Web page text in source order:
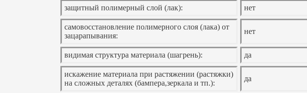
защитный полимерный слой (лак): нет
самовосстановление полимерного слоя (лака) от
зацарапывания:
нет
видимая структура материала (шагрень): да
искажение материала при растяжении (растяжки)
на сложных деталях (бампера,зеркала и тп.):
да